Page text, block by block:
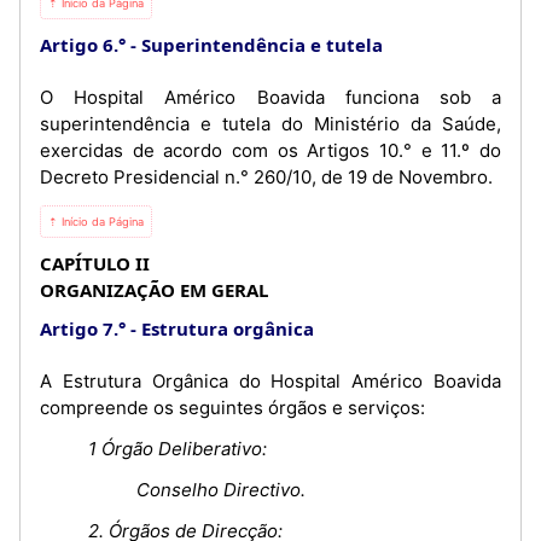
⇡ Início da Página
Artigo 6.° Superintendência e tutela
O Hospital Américo Boavida funciona sob a
superintendência e tutela do Ministério da Saúde,
exercidas de acordo com os Artigos 10.° e 11.º do
Decreto Presidencial n.° 260/10, de 19 de Novembro.
⇡ Início da Página
CAPÍTULO II
ORGANIZAÇÃO EM GERAL
Artigo 7.°
Estrutura orgânica
A Estrutura Orgânica do Hospital Américo Boavida
compreende os seguintes órgãos e serviços:
1 Órgão Deliberativo:
Conselho Directivo.
2. Órgãos de Direcção: